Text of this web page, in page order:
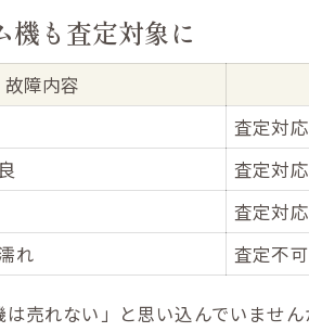
機も査定対象に
故障内容
査定対
査定対
査定対
れ
査定不
は売れない」と思い込んでいませ